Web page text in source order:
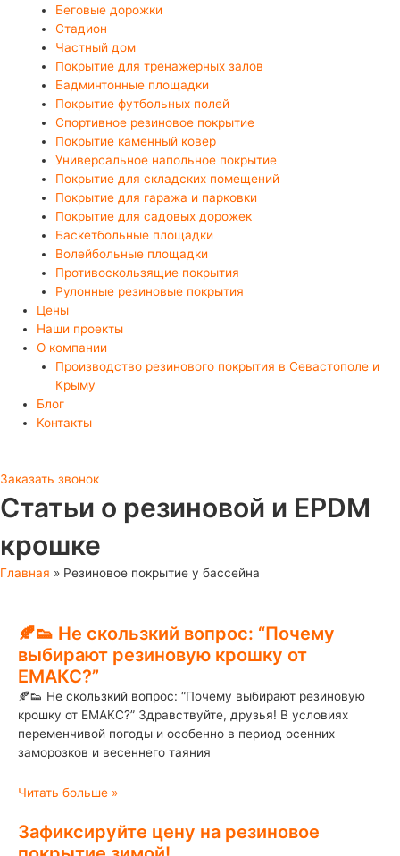
Беговые дорожки
Стадион
Частный дом
Покрытие для тренажерных залов
Бадминтонные площадки
Покрытие футбольных полей
Спортивное резиновое покрытие
Покрытие каменный ковер
Универсальное напольное покрытие
Покрытие для складских помещений
Покрытие для гаража и парковки
Покрытие для садовых дорожек
Баскетбольные площадки
Волейбольные площадки
Противоскользящие покрытия
Рулонные резиновые покрытия
Цены
Наши проекты
О компании
Производство резинового покрытия в Севастополе и
Крыму
Блог
Контакты
Заказать звонок
Статьи о резиновой и EPDM
крошке
Главная » Резиновое покрытие у бассейна
🍂👟 Не скользкий вопрос: “Почему
выбирают резиновую крошку от
ЕМАКС?”
🍂👟 Не скользкий вопрос: “Почему выбирают резиновую
крошку от ЕМАКС?” Здравствуйте, друзья! В условиях
переменчивой погоды и особенно в период осенних
заморозков и весеннего таяния
Читать больше »
Зафиксируйте цену на резиновое